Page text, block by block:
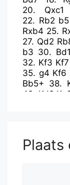
20. Qxc1
22. Rb2 b5
Rxb4 25.
27. Qd2
b3 30. Bd1
32. Kf3 Kf7
35. g4 Kf6
Bb5+ 38.
40. Kd2
51.Kc7 e4
Plaats